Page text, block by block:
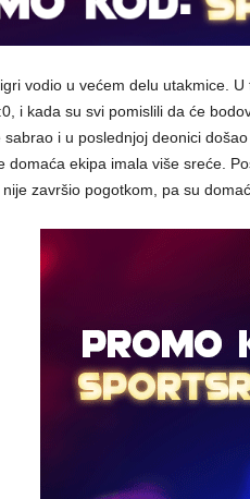
vodio u većem delu utakmice.
i kada su svi pomislili da će
sabrao i u poslednjoj deonici
domaća ekipa imala više sreće.
završio pogotkom, pa su